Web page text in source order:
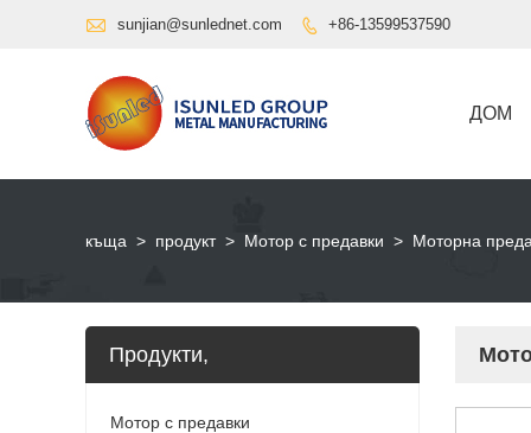
 sunjian@sunlednet.com  +86-13599537590
ДОМ
къща > продукт > Мотор с предавки > Моторна
Продукти,
Мотор с предавки